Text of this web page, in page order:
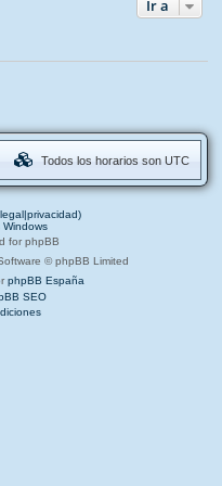
Ir a
Todos los horarios son UTC
Windows
for phpBB
© phpBB Limited
phpBB España
SEO